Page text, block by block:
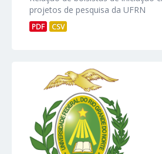
projetos de pesquisa da UFRN
PDF CSV